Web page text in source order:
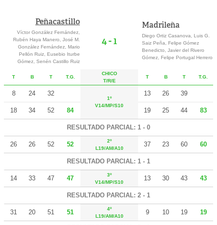
Peñacastillo
Víctor González Fernández,
Rubén Haya Manero, José M.
González Fernández, Mario
Pellón Ruiz, Eusebio Iturbe
Gómez, Senén Castillo Ruiz
4 - 1
Madrileña
Diego Ortiz Casanova, Luis G.
Saiz Peña, Felipe Gómez
Benedicto, Javier del Rivero
Gómez, Felipe Portugal Herrero
T B T T.G.
CHICO
T/R/E
T B T T.G.
8 24 32
1º
V14/MP/S10
13 26 39
18 34 52 84 19 25 44 83
RESULTADO PARCIAL: 1 - 0
26 26 52 52
2º
L19/AM/A10
37 23 60 60
RESULTADO PARCIAL: 1 - 1
14 33 47 47
3º
V14/MP/S10
13 30 43 43
RESULTADO PARCIAL: 2 - 1
31 20 51 51
4º
L19/AM/A10
9 10 19 19